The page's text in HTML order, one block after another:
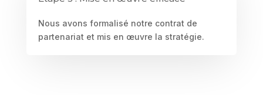
Nous avons formalisé notre contrat de
partenariat et mis en œuvre la stratégie.